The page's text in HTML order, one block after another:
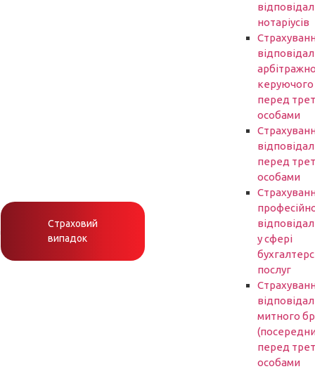
Страховий
випадок
нотаріусів
керуючого
перед
особами
перед
особами
у сфері
послуг
митного
перед
особами